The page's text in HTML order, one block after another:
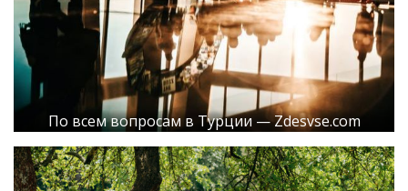
По всем вопросам в Турции — Zdesvse.com